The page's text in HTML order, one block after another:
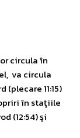
circula în
va circula
(plecare 11:15)
în staţiile
(12:54) şi